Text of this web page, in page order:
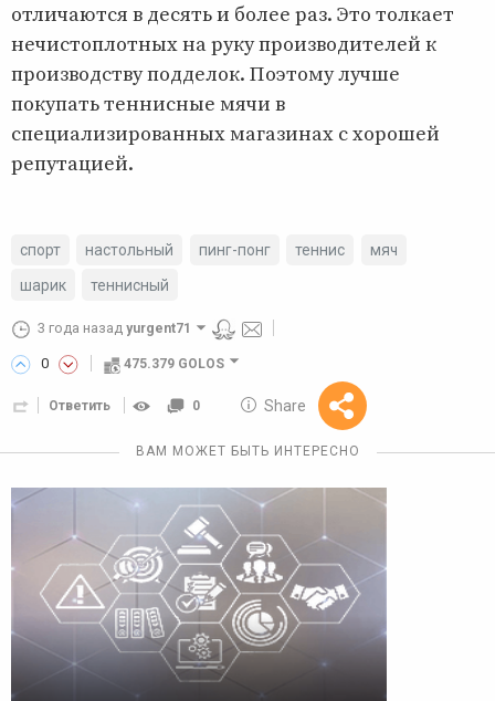
отличаются в десять и более раз. Это толкает
нечистоплотных на руку производителей к
производству подделок. Поэтому лучше
покупать теннисные мячи в
специализированных магазинах с хорошей
репутацией.
спорт настольный пинг-понг теннис
мяч
шарик
теннисный
3 года назад yurgent71
0 475.379 GOLOS
Ответить 0 Share
Reward
10 GOLOS
ВАМ МОЖЕТ БЫТЬ ИНТЕРЕСНО